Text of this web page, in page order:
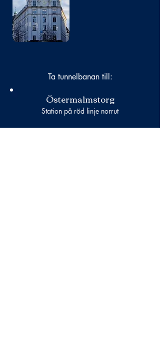
Ta tunnelbanan till:
Östermalmstorg
Station på röd linje norrut